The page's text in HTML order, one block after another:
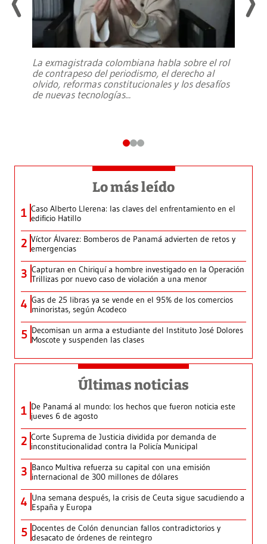
La exmagistrada colombiana habla sobre el rol
de contrapeso del periodismo, el derecho al
olvido, reformas constitucionales y los desafíos
de nuevas tecnologías...
Lo más leído
1 Caso Alberto Llerena: las claves del enfrentamiento en el
edificio Hatillo
2 Víctor Álvarez: Bomberos de Panamá advierten de retos y
emergencias
3 Capturan en Chiriquí a hombre investigado en la Operación
Trillizas por nuevo caso de violación a una menor
4 Gas de 25 libras ya se vende en el 95% de los comercios
minoristas, según Acodeco
5 Decomisan un arma a estudiante del Instituto José Dolores
Moscote y suspenden las clases
Últimas noticias
1 De Panamá al mundo: los hechos que fueron noticia este
jueves 6 de agosto
2 Corte Suprema de Justicia dividida por demanda de
inconstitucionalidad contra la Policía Municipal
3 Banco Multiva refuerza su capital con una emisión
internacional de 300 millones de dólares
4 Una semana después, la crisis de Ceuta sigue sacudiendo a
España y Europa
5 Docentes de Colón denuncian fallos contradictorios y
desacato de órdenes de reintegro